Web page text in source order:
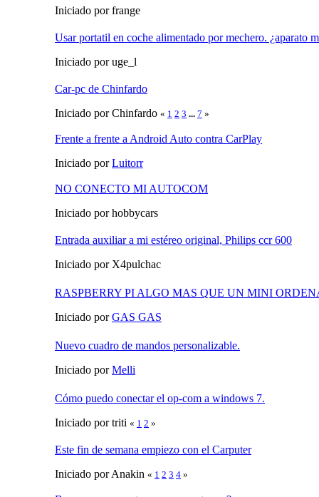
Iniciado por frange
Usar portatil en coche alimentado por mechero. ¿aparato
Iniciado por uge_l
Car-pc de Chinfardo
Iniciado por Chinfardo « 1 2 3 ... 7 »
Frente a frente a Android Auto contra CarPlay
Iniciado porLuitorr
NO CONECTO MI AUTOCOM
Iniciado por hobbycars
Entrada auxiliar a mi estéreo original, Philips ccr 600
Iniciado por X4pulchac
RASPBERRY PI ALGO MAS QUE UN MINI
Iniciado porGAS GAS
Nuevo cuadro de mandos personalizable.
Iniciado porMelli
Cómo puedo conectar el op-com a windows 7.
Iniciado por triti « 1 2 »
Este fin de semana empiezo con el Carputer
Iniciado por Anakin « 1 2 3 4 »